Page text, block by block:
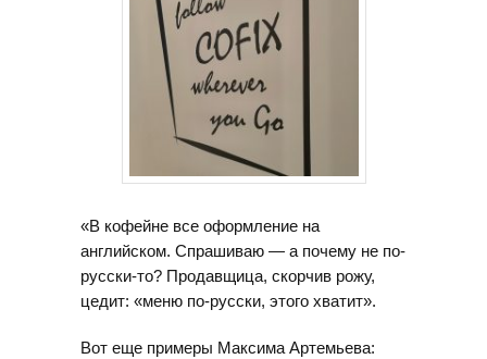
«В кофейне все оформление на
английском. Спрашиваю — а почему не по-
русски-то? Продавщица, скорчив рожу,
цедит: «меню по-русски, этого хватит».
Вот еще примеры Максима Артемьева: